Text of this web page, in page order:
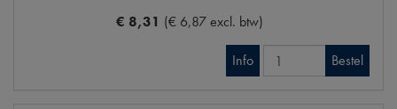
€ 8,31 (€ 6,87 excl. btw)
Info Bestel